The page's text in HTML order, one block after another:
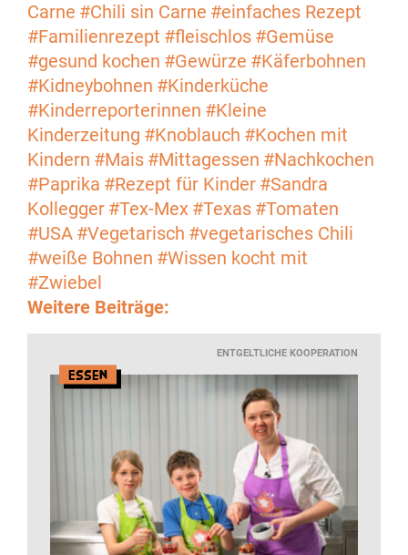
Carne #Chili sin Carne #einfaches Rezept
#Familienrezept #fleischlos #Gemüse
#gesund kochen #Gewürze #Käferbohnen
#Kidneybohnen #Kinderküche
#Kinderreporterinnen #Kleine
Kinderzeitung #Knoblauch #Kochen mit
Kindern #Mais #Mittagessen #Nachkochen
#Paprika #Rezept für Kinder #Sandra
Kollegger #Tex-Mex #Texas #Tomaten
#USA #Vegetarisch #vegetarisches Chili
#weiße Bohnen #Wissen kocht mit
#Zwiebel
Weitere Beiträge:
ENTGELTLICHE KOOPERATION
Essen